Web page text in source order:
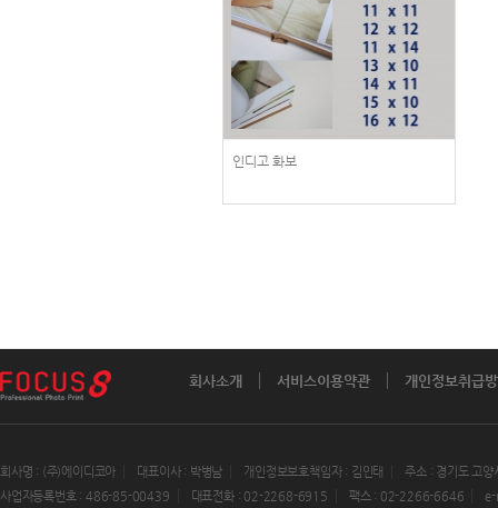
인디고 화보
회사소개 서비스이용약관 개인정보취급
회사명 : (주)에이디코아 대표이사 : 박병남 개인정보보호책임자 : 김인태
주소 : 경기도 고
사업자등록번호 : 486-85-00439
대표전화 : 02-2268-6915 팩스 : 02-2266-6646